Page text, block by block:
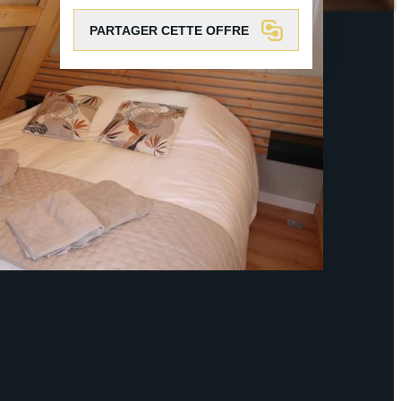
PARTAGER CETTE OFFRE